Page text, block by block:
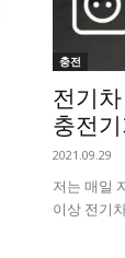
충전
전기
충전
2021.09.29
저는 매일
이상 전기